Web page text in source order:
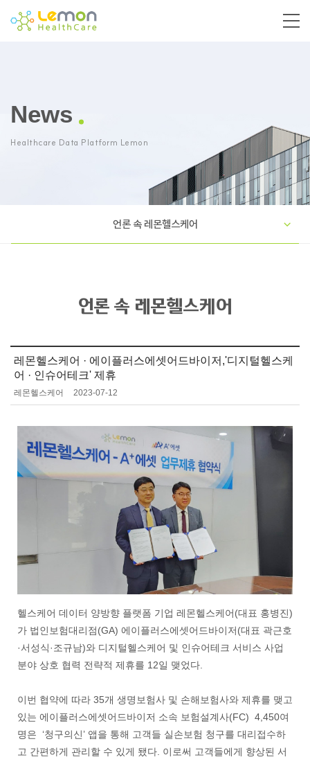
News
Healthcare Data Platform Lemon
언론 속 레몬헬스케어
언론 속 레몬헬스케어
레몬헬스케어 · 에이플러스에셋어드바이저,'디지털헬스케
어 · 인슈어테크' 제휴
레몬헬스케어 2023-07-12
헬스케어 데이터 양방향 플랫폼 기업 레몬헬스케어(대표 홍병진)
가 법인보험대리점(GA) 에이플러스에셋어드바이저(대표 곽근호
·서성식·조규남)와 디지털헬스케어 및 인슈어테크 서비스 사업
분야 상호 협력 전략적 제휴를 12일 맺었다.
이번 협약에 따라 35개 생명보험사 및 손해보험사와 제휴를 맺고
있는 에이플러스에셋어드바이저 소속 보험설계사(FC) 4,450여
명은 ‘청구의신’ 앱을 통해 고객들 실손보험 청구를 대리접수하
고 간편하게 관리할 수 있게 됐다. 이로써 고객들에게 향상된 서